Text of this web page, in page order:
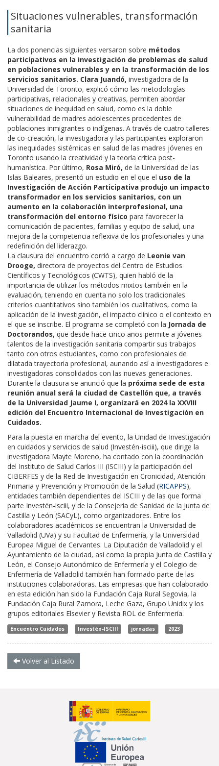
Situaciones vulnerables, transformación
sanitaria
La dos ponencias siguientes versaron sobre métodos
participativos en la investigación de problemas de salud
en poblaciones vulnerables y en la transformación de los
servicios sanitarios. Clara Juandó, investigadora de la
Universidad de Toronto, explicó cómo las metodologías
participativas, relacionales y creativas, permiten abordar
situaciones de inequidad en salud, como es la doble
vulnerabilidad de madres adolescentes procedentes de
poblaciones inmigrantes o indígenas. A través de cuatro talleres
de co-creación, la investigadora y las participantes exploraron
las inequidades sistémicas en salud de las madres jóvenes en
Toronto usando la creatividad y la teoría crítica post-
humanística. Por último, Rosa Miró, de la Universidad de las
Islas Baleares, presentó un estudio en el que el uso de la
Investigación de Acción Participativa produjo un impacto
transformador en los servicios sanitarios, con un
aumento en la colaboración interprofesional, una
transformación del entorno físico para favorecer la
comunicación de pacientes, familias y equipo de salud, una
mejora de la competencia reflexiva de los profesionales y una
redefinición del liderazgo.
​La clausura del encuentro corrió a cargo de Leonie van
Drooge, directora de proyectos del Centro de Estudios
Científicos y Tecnológicos (CWTS), quien habló de la
importancia de utilizar los métodos mixtos también en la
evaluación, teniendo en cuenta no solo los tradicionales
criterios cuantitativos sino también los cualitativos, como la
aplicación de la investigación, el impacto clínico o el contexto en
el que se inscribe. El programa se completó con la Jornada de
Doctorandos, que desde hace cinco años permite a jóvenes
talentos de la investigación sanitaria compartir sus trabajos
tanto con otros estudiantes, como con profesionales de
dilatada trayectoria profesional, aunando así a investigadores e
investigadoras consolidados con las nuevas generaciones.
Durante la clausura se anunció que la próxima sede de esta
reunión anual será la ciudad de Castellón que, a través
de la Universidad Jaume I, organizará en 2024 la XXVIII
edición del Encuentro Internacional de Investigación en
Cuidados.
Para la puesta en marcha del evento, la Unidad de Investigación
en cuidados y servicios de salud (Investén-isciii), que dirige la
investigadora ​ Mayte Moreno, ha contado con la coordinación
del Instituto de Salud Carlos III (ISCIII) y la participación del
CIBERFES y de la Red de Investigación en Cronicidad, Atención
Primaria y Prevención y Promoción de la Salud (RICAPPS​),
entidades también dependientes del ISCIII y de las que forma
parte Investén-isciii, y de la Consejería de Sanidad de la Junta de
Castilla y León (SACyL), como organizadores. Entre los
colaboradores académicos se encuentran la Universidad de
Valladolid (UVa) y su Facultad de Enfermería, y la Universidad
Europea Miguel de Cervantes. La Diputación de Valladolid y el
Ayuntamiento de la ciudad, así como la propia Junta de Castilla y
León, el Consejo Autonómico de Enfermería y el Colegio de
Enfermería de Valladolid también han formado parte de las
instituciones colaboradoras. Las empresas que han colaborado
en esta edición han sido la Fundación Caja Rural Segovia, la
Fundación Caja Rural Zamora, Leche Gaza, Grupo Unidix y los
grupos editoriales Elsevier y Revista ROL de Enfermería.
Encuentro Cuidados Investén-ISCIII jornadas 2023
Volver al Listado